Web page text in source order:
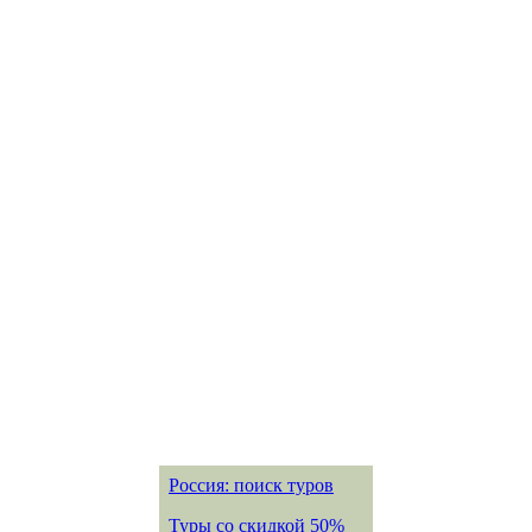
Россия: поиск туров
Туры со скидкой 50%